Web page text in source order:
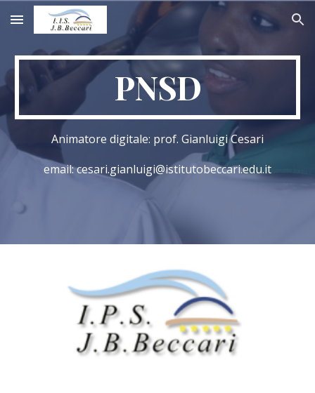
Skip to main content Skip to navigation
PNSD
Animatore digitale: prof. Gianluigi Cesari
email: cesari.gianluigi@istitutobeccari.edu.it